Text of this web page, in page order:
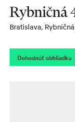
Rybničná
Bratislava, Rybničná
Dohodnúť obhliadku